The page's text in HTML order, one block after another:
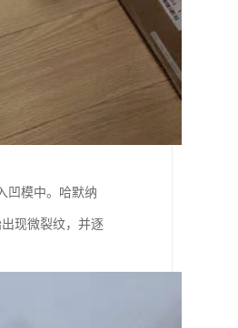
凹模中。哈默纳
现微裂纹，并逐